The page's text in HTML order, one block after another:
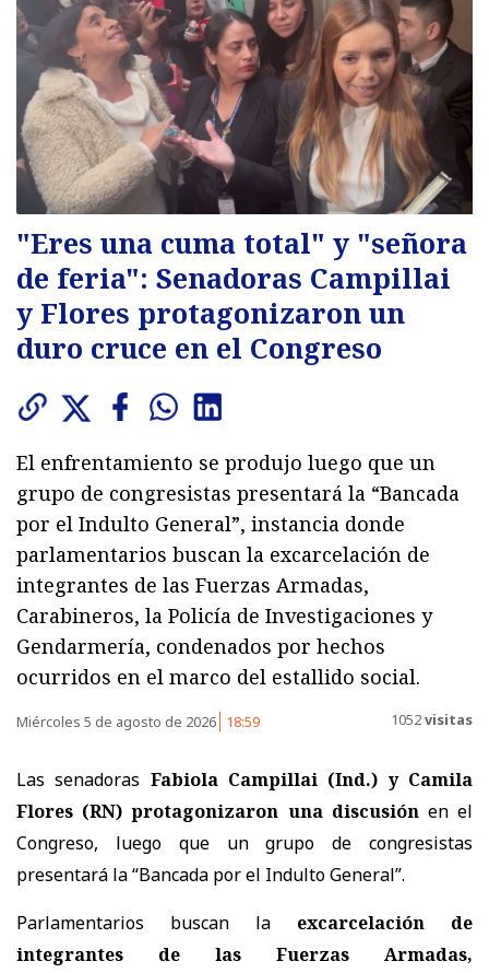
"Eres una cuma total" y "señora
de feria": Senadoras Campillai
y Flores protagonizaron un
duro cruce en el Congreso
El enfrentamiento se produjo luego que un
grupo de congresistas presentará la “Bancada
por el Indulto General”, instancia donde
parlamentarios buscan la excarcelación de
integrantes de las Fuerzas Armadas,
Carabineros, la Policía de Investigaciones y
Gendarmería, condenados por hechos
ocurridos en el marco del estallido social.
Miércoles 5 de agosto de 2026 18:59 1052visitas
Las senadoras Fabiola Campillai (Ind.) y Camila
Flores (RN) protagonizaron una discusiónen el
Congreso, luego que un grupo de congresistas
presentará la “Bancada por el Indulto General”.
Parlamentarios buscan la excarcelación de
integrantes de las Fuerzas Armadas,